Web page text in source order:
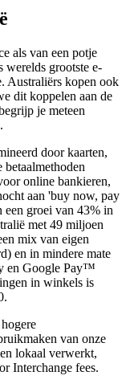
als van een potje
werelds grootste e-
Australiërs kopen ook
dit koppelen aan de
je meteen
door kaarten,
online bankieren,
aan 'buy now, pay
groei van 43% in
met 49 miljoen
mix van eigen
en in mindere mate
en Google Pay™
in winkels is
van onze
lokaal verwerkt,
Interchange fees.